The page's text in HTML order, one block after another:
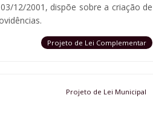
12/2001, dispõe sobre a criação de
Projeto de Lei Complementar
Projeto de Lei Municipal